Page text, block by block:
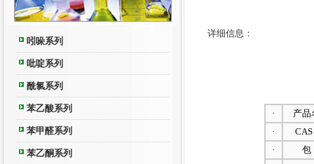
吲哚系列
吡啶系列
酰氯系列
苯乙酸系列
苯甲醛系列
苯乙酮系列
详细信息：
·
产品
·
·